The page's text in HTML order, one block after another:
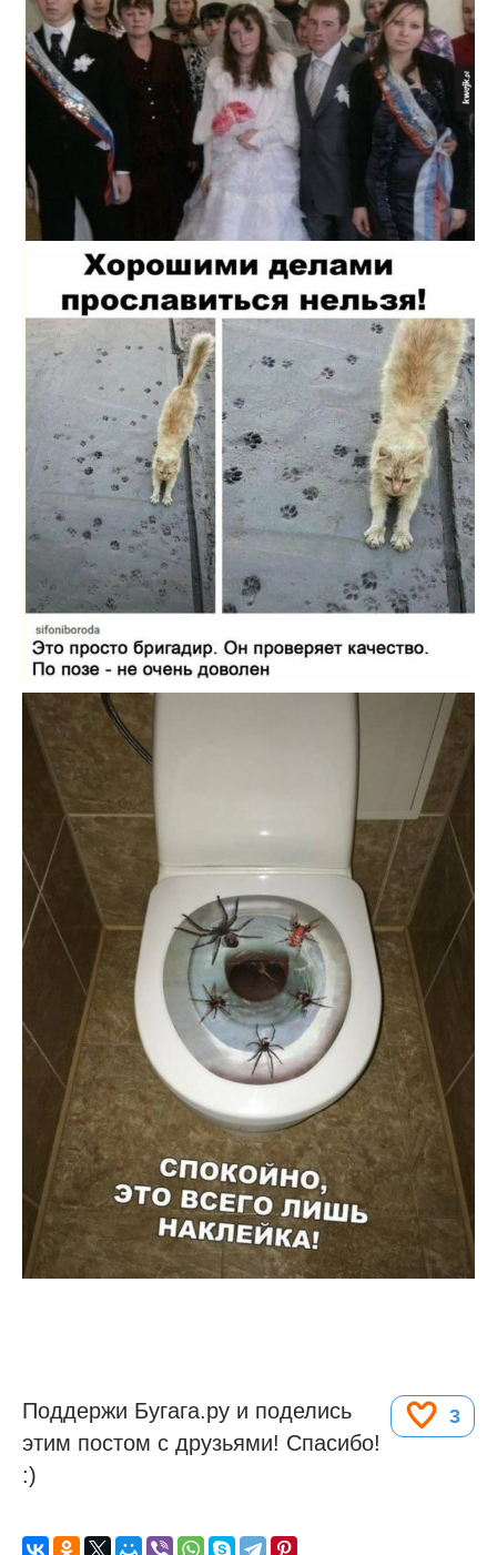
3
Поддержи Бугага.ру и поделись
этим постом с друзьями! Спасибо!
:)